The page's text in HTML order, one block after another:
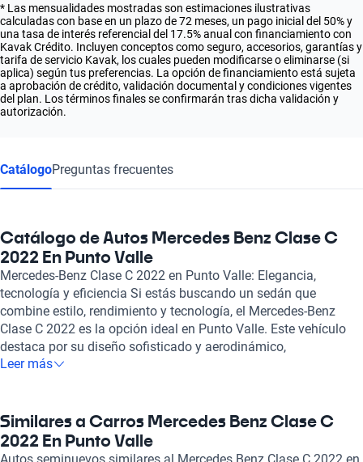
* Las mensualidades mostradas son estimaciones ilustrativas
calculadas con base en un plazo de 72 meses, un pago inicial del 50% y
una tasa de interés referencial del 17.5% anual con financiamiento con
Kavak Crédito. Incluyen conceptos como seguro, accesorios, garantías y
tarifa de servicio Kavak, los cuales pueden modificarse o eliminarse (si
aplica) según tus preferencias. La opción de financiamiento está sujeta
a aprobación de crédito, validación documental y condiciones vigentes
del plan. Los términos finales se confirmarán tras dicha validación y
autorización.
CatálogoPreguntas frecuentes
Catálogo de Autos Mercedes Benz Clase C
2022 En Punto Valle
Mercedes-Benz Clase C 2022 en Punto Valle: Elegancia,
tecnología y eficiencia Si estás buscando un sedán que
combine estilo, rendimiento y tecnología, el Mercedes-Benz
Clase C 2022 es la opción ideal en Punto Valle. Este vehículo
destaca por su diseño sofisticado y aerodinámico,
acompañado de un motor híbrido de 1.5 litros que proporciona
destino, sino que lo hará con una destacada agilidad. El interior
del Clase C es un verdadero ejemplo de lujo, con asientos de
cuero que ofrecen comodidad para hasta cinco pasajeros, lo
Leer más
Similares a Carros Mercedes Benz Clase C
2022 En Punto Valle